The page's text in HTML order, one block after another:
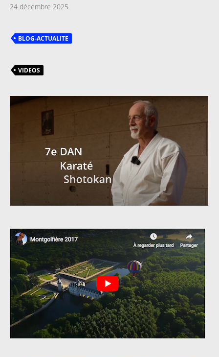
24 décembre 2025
BLOG-ACTUALITE
VIDEOS